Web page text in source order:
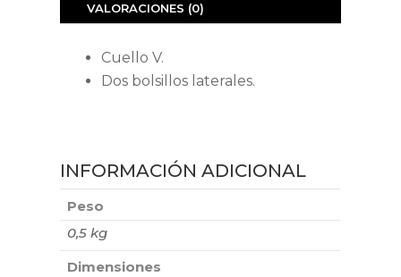
VALORACIONES (0)
Cuello V.
Dos bolsillos laterales.
INFORMACIÓN ADICIONAL
Peso
0,5 kg
Dimensiones